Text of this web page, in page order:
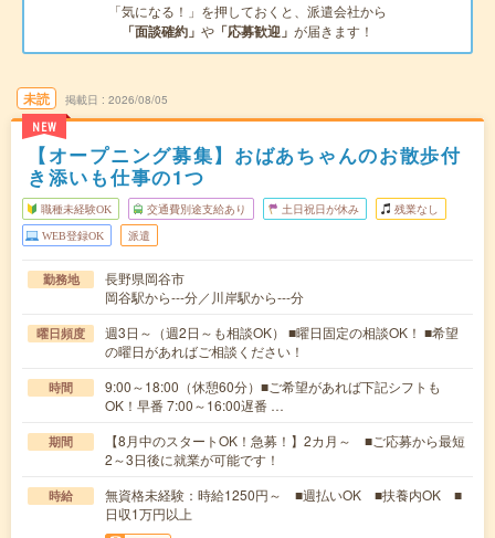
「気になる！」を押しておくと、派遣会社から
「面談確約」 や 「応募歓迎」 が届きます！
未読
NEW
掲載日 2026/08/05
【オープニング募集】おばあちゃんのお散歩付
き添いも仕事の1つ
職種未経験OK 交通費別途支給あり 土日祝日が休み 残業なし
WEB登録OK 派遣
勤務地
長野県岡谷市
岡谷駅から---分／川岸駅から---分
曜日頻度
週3日～（週2日～も相談OK） ■曜日固定の相談OK！ ■希望
の曜日があればご相談ください！
時間
9:00～18:00（休憩60分）■ご希望があれば下記シフトも
OK！早番 7:00～16:00遅番 …
期間
【8月中のスタートOK！急募！】2カ月～ ■ご応募から最短
2～3日後に就業が可能です！
時給
無資格未経験：時給1250円～ ■週払いOK ■扶養内OK ■
日収1万円以上